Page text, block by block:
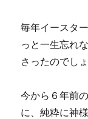
毎年イースタ
っと一生忘れ
さったのでしょ
今から６年前
に、純粋に神